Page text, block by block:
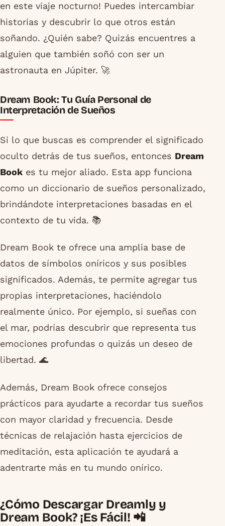
en este viaje nocturno! Puedes intercambiar
historias y descubrir lo que otros están
soñando. ¿Quién sabe? Quizás encuentres a
alguien que también soñó con ser un
astronauta en Júpiter. 🚀
Dream Book: Tu Guía Personal de
Interpretación de Sueños
Si lo que buscas es comprender el significado
oculto detrás de tus sueños, entonces Dream
Book es tu mejor aliado. Esta app funciona
como un diccionario de sueños personalizado,
brindándote interpretaciones basadas en el
contexto de tu vida. 📚
Dream Book te ofrece una amplia base de
datos de símbolos oníricos y sus posibles
significados. Además, te permite agregar tus
propias interpretaciones, haciéndolo
realmente único. Por ejemplo, si sueñas con
el mar, podrías descubrir que representa tus
emociones profundas o quizás un deseo de
libertad. 🌊
Además, Dream Book ofrece consejos
prácticos para ayudarte a recordar tus sueños
con mayor claridad y frecuencia. Desde
técnicas de relajación hasta ejercicios de
meditación, esta aplicación te ayudará a
adentrarte más en tu mundo onírico.
¿Cómo Descargar Dreamly y
Dream Book? ¡Es Fácil! 📲